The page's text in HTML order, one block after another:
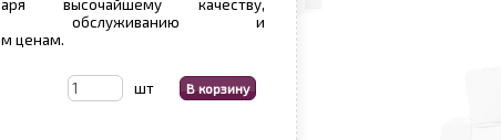
высочайшему качеству,
обслуживанию и
ценам.
шт